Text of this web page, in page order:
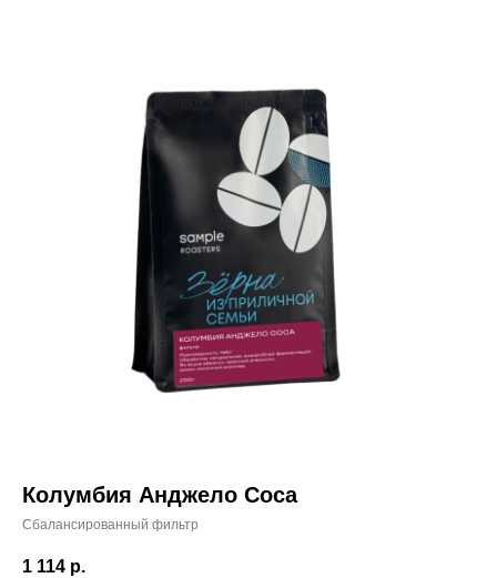
Колумбия Анджело Соса
Сбалансированный фильтр
1 114 р.
КОФЕ ОБОРУДОВАНИЕ
АКСЕССУАРЫ
ЧАЙ